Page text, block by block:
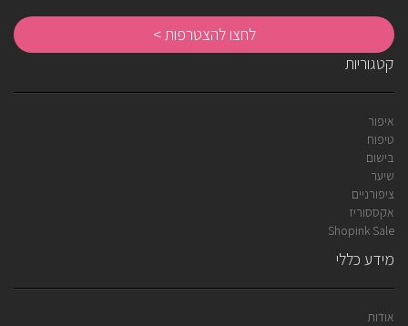
קטגוריות
איפור
טיפוח
בישום
שיער
ציפורניים
אקססוריז
Shopink Sale
מידע כללי
אודות